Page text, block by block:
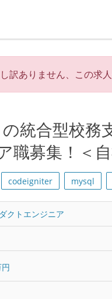
訳ありません、この求
の統合型校
職募集！＜
codeigniter mysql
クトエンジニア